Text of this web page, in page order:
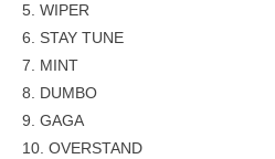
5. WIPER
6. STAY TUNE
7. MINT
8. DUMBO
9. GAGA
10. OVERSTAND